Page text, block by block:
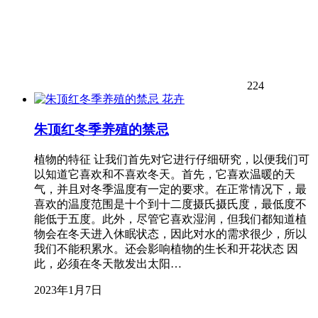
224
花卉
朱顶红冬季养殖的禁忌
植物的特征 让我们首先对它进行仔细研究，以便我们可
以知道它喜欢和不喜欢冬天。首先，它喜欢温暖的天
气，并且对冬季温度有一定的要求。在正常情况下，最
喜欢的温度范围是十个到十二度摄氏摄氏度，最低度不
能低于五度。此外，尽管它喜欢湿润，但我们都知道植
物会在冬天进入休眠状态，因此对水的需求很少，所以
我们不能积累水。还会影响植物的生长和开花状态 因
此，必须在冬天散发出太阳…
2023年1月7日